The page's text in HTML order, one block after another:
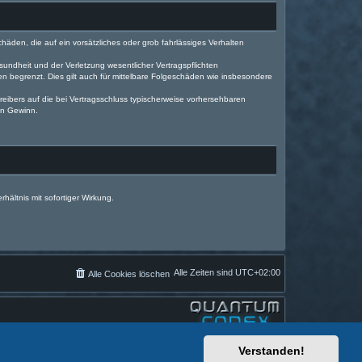
Verstanden!
die auf ein vorsätzliches oder grob fahrlässiges Verhalten
und der Verletzung wesentlicher Vertragspflichten
begrenzt. Dies gilt auch für mittelbare Folgeschäden wie insbesondere
auf die bei Vertragsschluss typischerweise vorhersehbaren
Gewinn.
mit sofortiger Wirkung.
Alle Zeiten sind UTC+02:00
Alle Cookies löschen